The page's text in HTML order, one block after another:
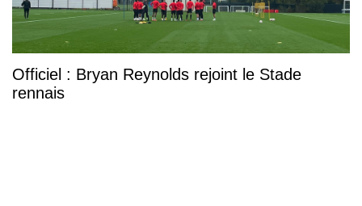
Officiel : Bryan Reynolds rejoint le Stade
rennais